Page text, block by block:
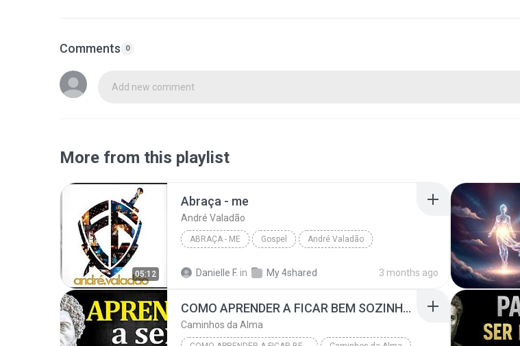
Comments 0
Add new comment
More from this playlist
05:12
Abraça - me
André Valadão
ABRAÇA - ME Gospel André Valadão
Danielle F. in My 4shared 3 months ago
COMO APRENDER A FICAR BEM SOZINHO - ISSO MUDA SUA VIDA | ESTOICISMO
Caminhos da Alma